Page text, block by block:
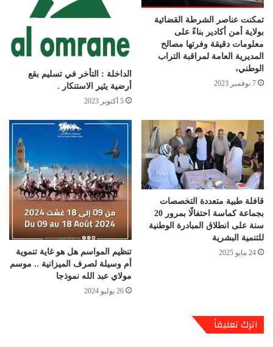
تمكنت عناصر الشرطة القضائية
بولاية أمن أكادير بناءً على
معلومات دقيقة وفرتها مصالح
المديرية العامة لمراقبة التراب
الوطني،
7 نوفمبر 2023
الداخلة : التأخر في تسليم بقع
أرضية يثير الاستنكار .
5 أكتوبر 2023
قافلة طبية متعددة التخصصات
بجماعة كماسة احتفالًا بمرور 20
سنة على انطلاق المبادرة الوطنية
للتنمية البشرية
24 مايو 2025
تنظيم المواسم هل هو غاية تنموية
أم وسيلة لصرف الميزانية .. موسم
مولاي عبد الله نموذجا
26 يوليو 2024
اترك تعليقاً